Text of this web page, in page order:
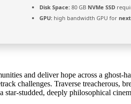
Disk Space: 80 GB NVMe SSD
GPU: high bandwidth GPU for
and deliver hope across a
challenges. Traverse
studded, deeply philosophical